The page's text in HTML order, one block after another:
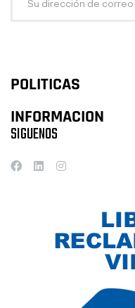
POLITICAS
INFORMACION
SIGUENOS